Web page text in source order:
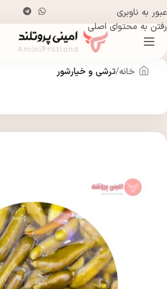
عبور به ناوبری
رفتن به محتوای اصلی
خانه ترشی و خیارشور